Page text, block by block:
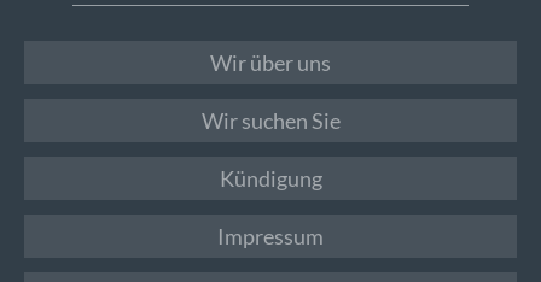
Wir über uns
Wir suchen Sie
Kündigung
Impressum